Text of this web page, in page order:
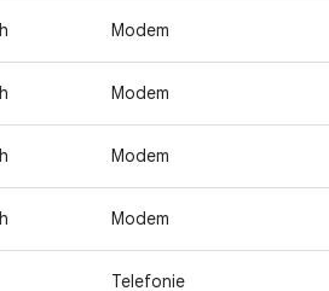
Modem
Modem
Modem
Modem
Telefonie